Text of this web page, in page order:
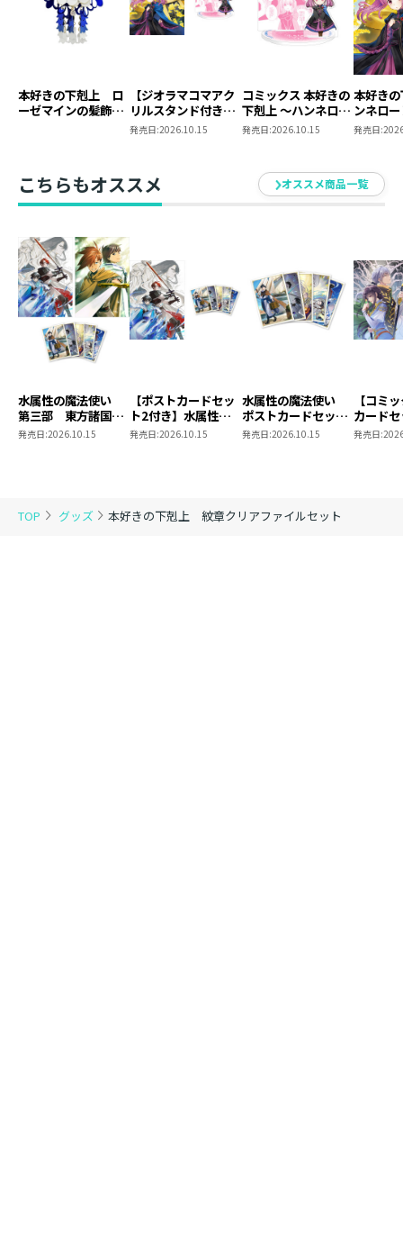
TOP グッズ 本好きの下剋上 紋章クリアファイルセット
本好きの下剋上 ロ
ーゼマインの髪飾り
【ジオラマコマアク
リルスタンド付き】
本好きの下剋上 ～ハ
ミックス）
発売日:2026.10.15
コミックス 本好きの
下剋上 ～ハンネロー
レの貴族院五年生～
アクリルスタンド
（1巻4話）
発売日:2026.10.15
本好き
ンネロ
五年生
発売日:
こちらもオススメ オススメ商品一覧
水属性の魔法使い
第三部 東方諸国編
8 同時発売まとめ
発売日:2026.10.15
【ポストカードセッ
ト2付き】水属性の
魔法使い 第三部
発売日:2026.10.15
水属性の魔法使い
ポストカードセット
2
発売日:2026.10.15
【コミ
カード
き】恋
発売日: